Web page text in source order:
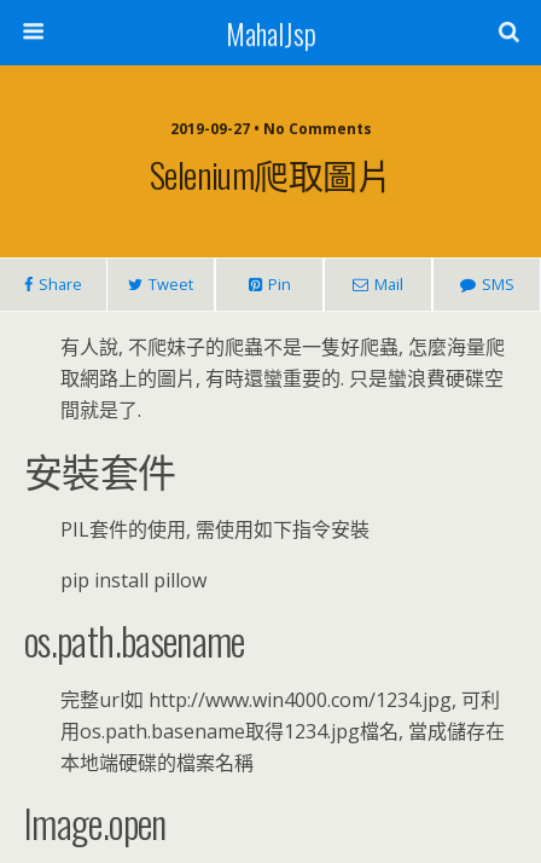
MahalJsp
2019-09-27 • No Comments
Selenium爬取圖片
Share Tweet Pin Mail SMS
有人說, 不爬妹子的爬蟲不是一隻好爬蟲, 怎麼海量爬
取網路上的圖片, 有時還蠻重要的. 只是蠻浪費硬碟空
間就是了.
安裝套件
PIL套件的使用, 需使用如下指令安裝
pip install pillow
os.path.basename
完整url如 http://www.win4000.com/1234.jpg, 可利
用os.path.basename取得1234.jpg檔名, 當成儲存在
本地端硬碟的檔案名稱
Image.open